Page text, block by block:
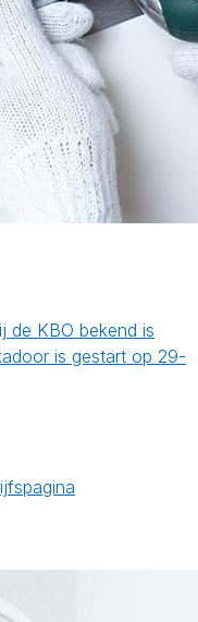
de KBO bekend is
is gestart op 29-